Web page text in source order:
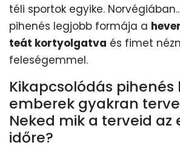
téli sportok egyike.
pihenés legjobb formája a
teát kortyolgatva és fimet
feleségemmel.
Kikapcsolódás pihenés
emberek gyakran
Neked mik a terveid az
időre?